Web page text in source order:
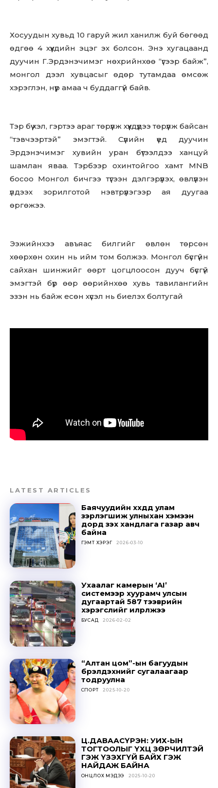
Don't miss
out!
Sing up for our newsletter
Хосуудын хувьд 10 гаруй жил ханилж буй бөгөөд
өдгөө 4 хүүхдийн эцэг эх болсон. Энэ хугацаанд
дуучин Г.Эрдэнэчимэг нөхрийнхөө “үгээр байж”,
монгол дээл хувцасыг өдөр тутамдаа өмсөж
хэрэглэн, нүүр амаа ч буддаггүй байв.
Тэр бүү хэл, гэртээ араг төрүүлж хүүхдүүдээ төрүүлж байсан
“тэвчээртэй” эмэгтэй. Сүүлийн үед дуучин
Эрдэнэчимэг хувийн уран бүтээлдээ ханцуй
шамлан яваа. Тэрбээр охинтойгоо хамт MNB
босоо Монгол бичгээ түгээн дэлгэрүүлэх, өвлүүлэн
үлдээх зорилготой нэвтрүүлэгээр ая дуугаа
өргөжээ.
Ээжийнхээ авъяас билгийг өвлөн төрсөн
хөөрхөн охин нь ийм том болжээ. Монгол бүсгүйн
сайхан шинжийг өөрт цогцлоосон дууч бүсгүй
эмэгтэй бүр өөр өөрийнхөө хувь тавилангийн
эзэн нь байж есөн хүсэл нь биелэх болтугай
LATEST ARTICLES
Баячуудийн хүүхдүүд улам
зэрлэгшиж улныхан хэмээн
дорд үзэх хандлага газар авч
байна
ГЭМТ ХЭРЭГ 2026-03-10
Ухаалаг камерын ‘AI’
системээр хуурамч улсын
дугаартай 587 тээврийн
хэрэгслийг илрүүлжээ
БУСАД 2026-02-02
“Алтан цом”-ын багуудын
бүрэлдэхүүнийг сугалаагаар
тодруулна
СПОРТ 2025-10-20
Ц.ДАВААСҮРЭН: УИХ-ЫН
ТОГТООЛЫГ ҮХЦ ЗӨРЧИЛТЭЙ
ГЭЖ ҮЗЭХГҮЙ БАЙХ ГЭЖ
НАЙДАЖ БАЙНА
ОНЦЛОХ МЭДЭЭ 2025-10-20